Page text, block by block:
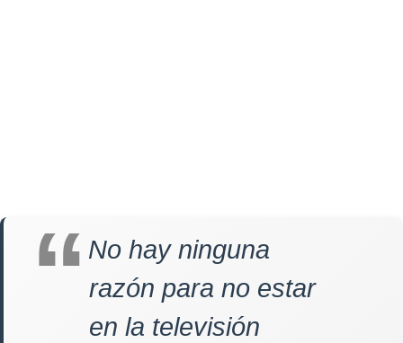
No hay ninguna
razón para no estar
en la televisión